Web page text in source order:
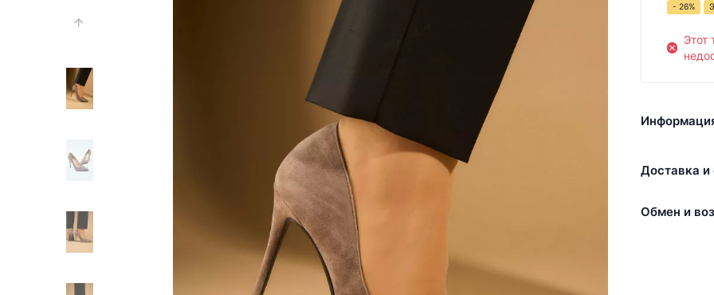
- 26%
Этот
Доставка и
Обмен и